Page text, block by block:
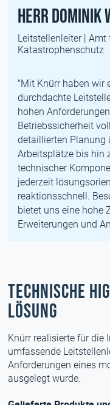
Herr Dominik
Leitstellenleiter | Amt
Katastrophenschutz
"Mit Knürr haben wir
durchdachte
hohen
Betriebssicherheit
detaillierten Planung
Arbeitsplätze bis hin
technischer
jederzeit
reaktionsschnell.
bietet uns eine hohe
Erweiterungen und
Technische
Lösung
Knürr realisierte für die
umfassende
Anforderungen eines
ausgelegt wurde.